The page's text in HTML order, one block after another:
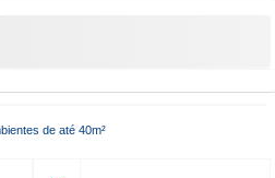
de até 40m²